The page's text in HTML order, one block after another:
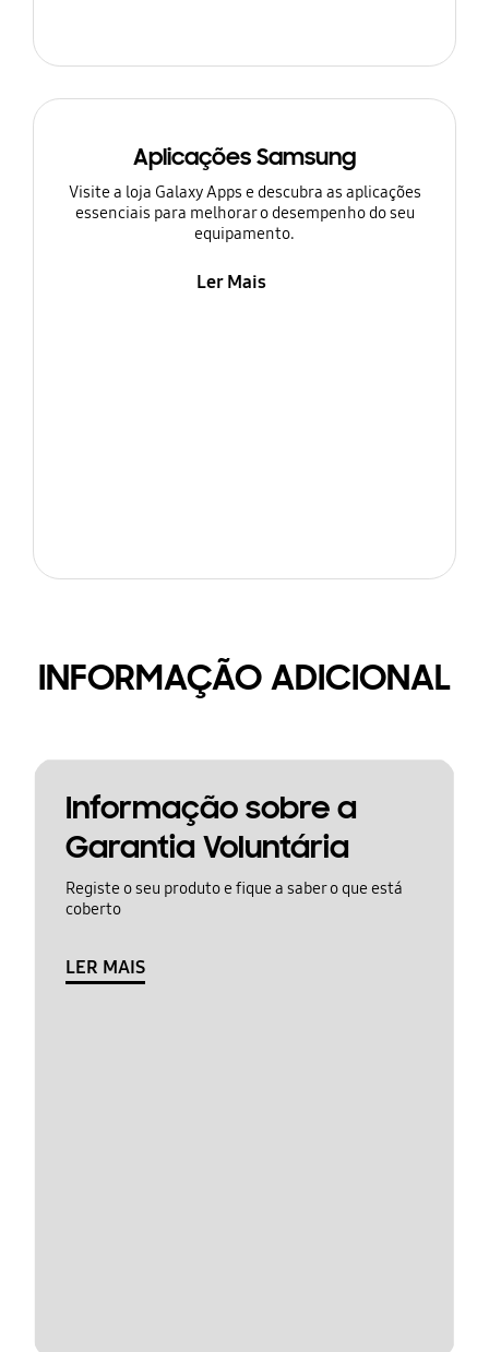
Aplicações Samsung
Visite a loja Galaxy Apps e descubra as aplicações
essenciais para melhorar o desempenho do seu
equipamento.
Ler Mais
INFORMAÇÃO ADICIONAL
Informação sobre a
Garantia Voluntária
Registe o seu produto e fique a saber o que está
coberto
LER MAIS